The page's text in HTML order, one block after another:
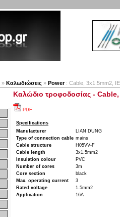
» Καλωδιώσεις » Power: Cable, 3x1.5mm2,
Καλώδιο τροφοδοσίας -
PDF
Specifications
Manufacturer
LIAN DUNG
Type of connection cable mains
Cable structure
H05VV-F
Cable length
3x1.5mm2
Insulation colour
PVC
Number of cores
3m
Core section
black
Max. operating current
3
Rated voltage
1.5mm2
Application
16A